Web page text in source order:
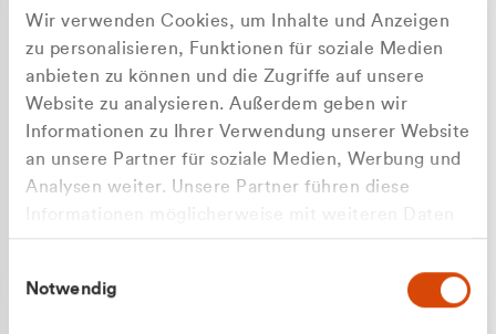
Wir verwenden Cookies, um Inhalte und Anzeigen
zu personalisieren, Funktionen für soziale Medien
anbieten zu können und die Zugriffe auf unsere
Website zu analysieren. Außerdem geben wir
Informationen zu Ihrer Verwendung unserer Website
an unsere Partner für soziale Medien, Werbung und
Analysen weiter. Unsere Partner führen diese
zusammen, die Sie ihnen bereitgestellt haben oder
gesammelt haben.
Notwendig
Apilash Balanesan